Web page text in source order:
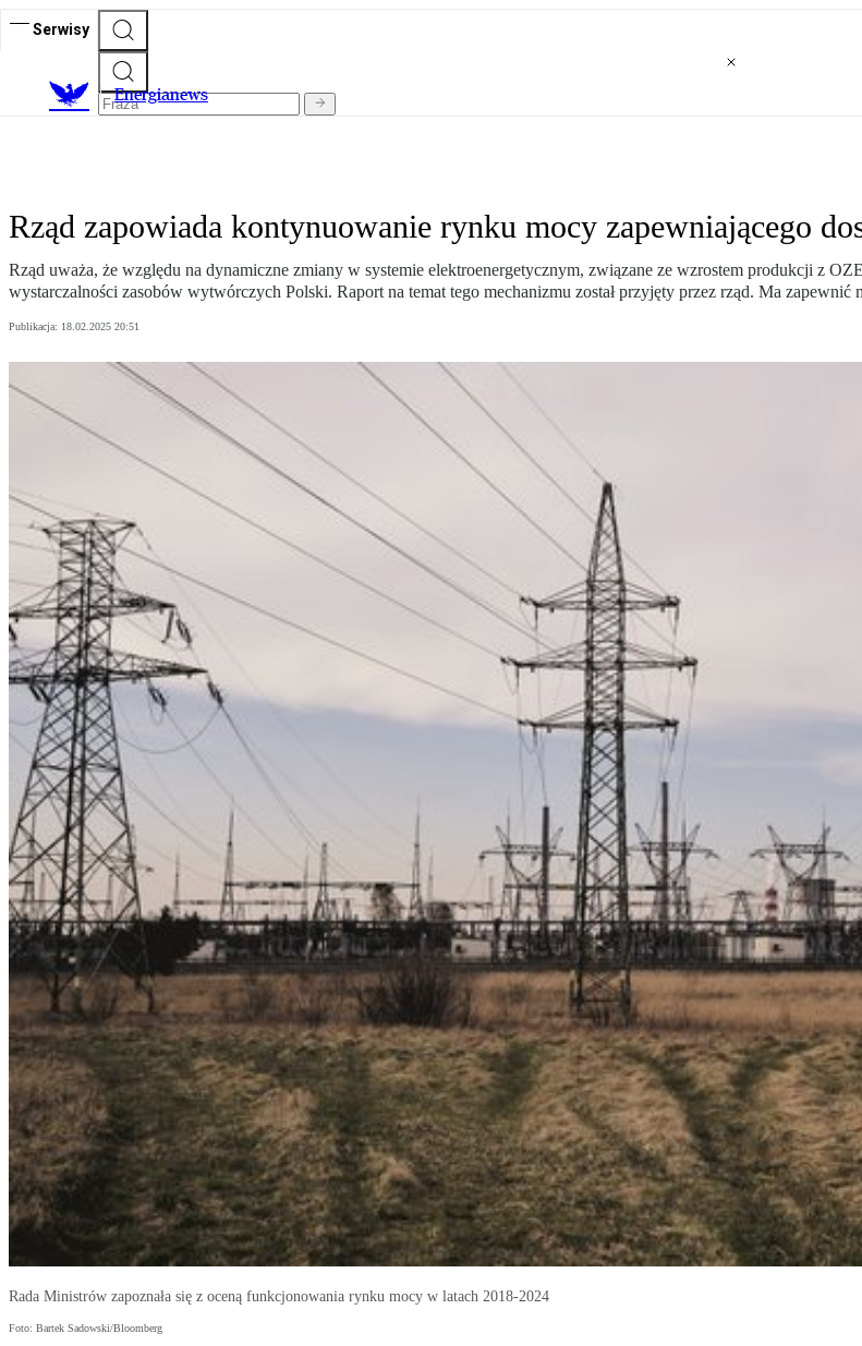
Serwisy
Energianews
Rząd zapowiada kontynuowanie rynku mocy zapewniającego
Rząd uważa, że względu na dynamiczne zmiany w systemie elektroenergetycznym, związane ze wzrostem produkcji z
wystarczalności zasobów wytwórczych Polski. Raport na temat tego mechanizmu został przyjęty przez rząd. Ma zapewnić
Publikacja: 18.02.2025 20:51
Rada Ministrów zapoznała się z oceną funkcjonowania rynku mocy w latach 2018-2024
Foto: Bartek Sadowski/Bloomberg